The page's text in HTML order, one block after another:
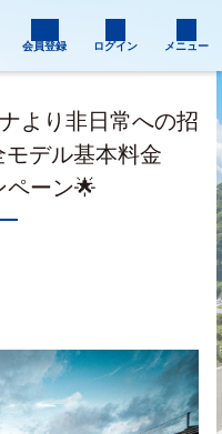
会員登録 ログイン メニュー
より非日常への招
デル基本料金
ペーン🌟